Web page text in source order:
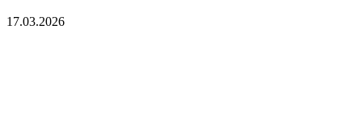
17.03.2026